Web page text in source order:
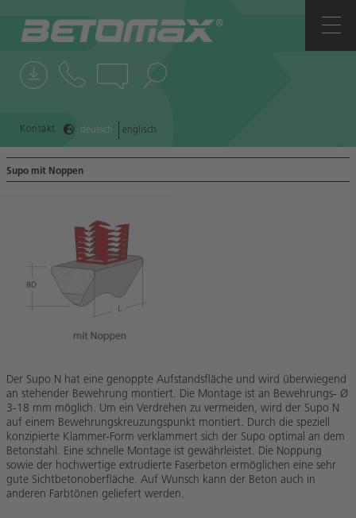
Kontakt deutsch englisch
UNTERNEHMEN
ANSPRECHPARTNER
NEWS
REFERENZEN
Supo mit Noppen
Der Supo N hat eine genoppte Aufstandsfläche und wird überwiegend
an stehender Bewehrung montiert. Die Montage ist an Bewehrungs- Ø
3-18 mm möglich. Um ein Verdrehen zu vermeiden, wird der Supo N
auf einem Bewehrungskreuzungspunkt montiert. Durch die speziell
konzipierte Klammer-Form verklammert sich der Supo optimal an dem
Betonstahl. Eine schnelle Montage ist gewährleistet. Die Noppung
sowie der hochwertige extrudierte Faserbeton ermöglichen eine sehr
gute Sichtbetonoberfläche. Auf Wunsch kann der Beton auch in
anderen Farbtönen geliefert werden.